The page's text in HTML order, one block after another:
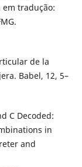
em tradução:
de la
Babel, 12, 5–
C Decoded:
in
and